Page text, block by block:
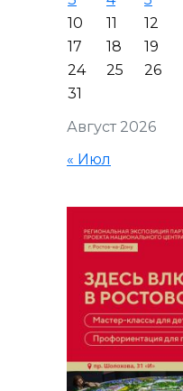
Август 2026
10
11 12
17
18 19
24
25 26
31
« Июл